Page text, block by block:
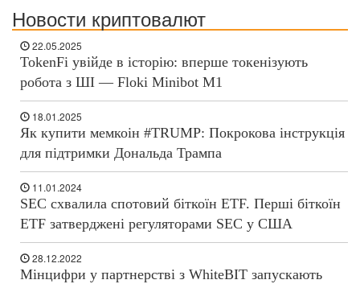
Новости криптовалют
22.05.2025
TokenFi увійде в історію: вперше токенізують
робота з ШІ — Floki Minibot M1
18.01.2025
Як купити мемкоін #TRUMP: Покрокова інструкція
для підтримки Дональда Трампа
11.01.2024
SEC схвалила спотовий біткоїн ETF. Перші біткоїн
ETF затверджені регуляторами SEC у США
28.12.2022
Мінцифри у партнерстві з WhiteBIT запускають